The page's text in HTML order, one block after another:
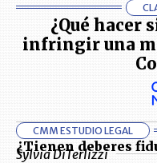
¿Qué hacer
infringir una
CMM ESTUDIO LEGAL
¿Tienen deberes
Sylvia DiTerlizzi